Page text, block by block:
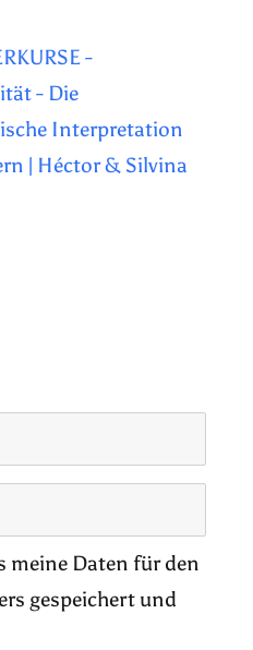
-
- Die
Interpretation
| Héctor & Silvina
meine Daten für den
gespeichert und